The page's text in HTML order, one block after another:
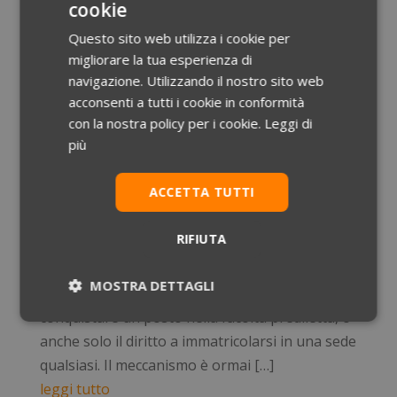
nazionale, è in attesa di conquistare finalmente
un posto, o […]
leggi tutto
Test Medicina, con le nuove graduatorie di
scorrimento si riaprono i giochi
Nov 24, 2016
La lotteria delle graduatorie di scorrimento per
prosegue inesorabilmente; è da ottobre, infatti,
costretti a incrociare le dita sperando di
conquistare un posto nella facoltà prediletta, o
anche solo il diritto a immatricolarsi in una sede
qualsiasi. Il meccanismo è ormai […]
leggi tutto
cookie
Questo sito web utilizza i cookie per
migliorare la tua esperienza di
navigazione. Utilizzando il nostro sito web
acconsenti a tutti i cookie in conformità
con la nostra policy per i cookie. Leggi di
più
ACCETTA TUTTI
RIFIUTA
MOSTRA DETTAGLI
Necessari Statistici Marketing
Preferenze